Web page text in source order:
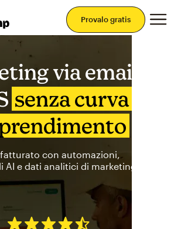
Provalo gratis
via email
senza curva
con automazioni,
AI e dati analitici di marketing